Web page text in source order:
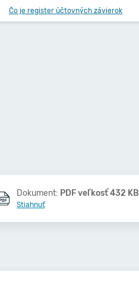
Čo je register účtovných závierok
Dokument: PDF veľkosť 432 KB
Stiahnuť